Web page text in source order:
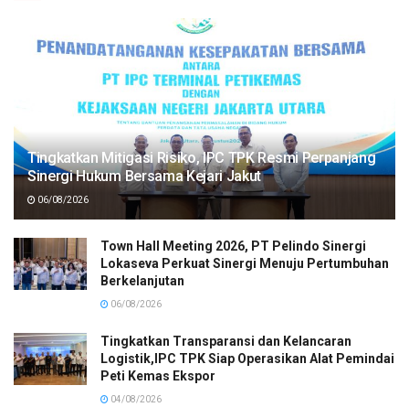
Tingkatkan Mitigasi Risiko, IPC TPK Resmi Perpanjang
Sinergi Hukum Bersama Kejari Jakut
06/08/2026
Town Hall Meeting 2026, PT Pelindo Sinergi
Lokaseva Perkuat Sinergi Menuju Pertumbuhan
Berkelanjutan
06/08/2026
Tingkatkan Transparansi dan Kelancaran
Logistik,IPC TPK Siap Operasikan Alat Pemindai
Peti Kemas Ekspor
04/08/2026